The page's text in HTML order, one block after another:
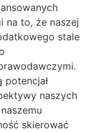
na to, że naszej
stale
potencjał
naszych
skierować